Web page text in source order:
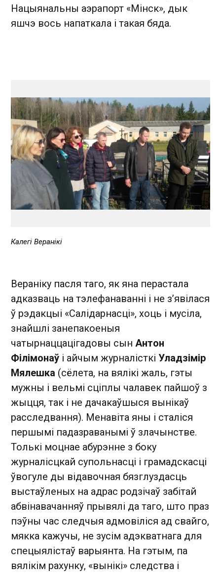
Нацыянальны аэрапорт «Мінск», дык
яшчэ вось напаткала і такая бяда.
Калегі Веранікі
Вераніку пасля таго, як яна перастала
адказваць на тэлефанаванні і не з’явілася
ў рэдакцыі «Салідарнасці», хоць і мусіла,
знайшлі занепакоеныя
чатырнаццацігадовы сын Антон
Філімонаў і айчым журналісткі Уладзімір
Мялешка (сёлета, на вялікі жаль, гэты
мужны і вельмі сціплы чалавек пайшоў з
жыцця, так і не дачакаўшыся вынікаў
расследвання). Менавіта яны і сталіся
першымі падазраванымі ў злачынстве.
Толькі моцнае абурэнне з боку
журналісцкай супольнасці і грамадскасці
ўвогуле ды відавочная бязглуздасць
выстаўленых на адрас родзічаў забітай
абвінавачанняў прывялі да таго, што праз
пэўны час следчыя адмовіліся ад свайго,
мякка кажучы, не зусім адэкватнага для
спецыялістаў варыянта. На гэтым, па
вялікім рахунку, «вынікі» следства і